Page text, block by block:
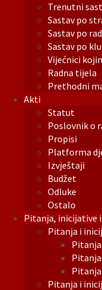
Trenutni
Sastav po
Sastav po
Sastav po
Vijećnici
Radna tijela
Prethodni
Akti
Statut
Poslovnik o
Propisi
Platforma
Izvještaji
Budžet
Odluke
Ostalo
Pitanja, inicijative
Pitanja i
Pitanja i